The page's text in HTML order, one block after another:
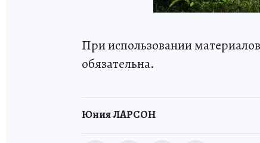
При использовании
обязательна.
Юния ЛАРСОН